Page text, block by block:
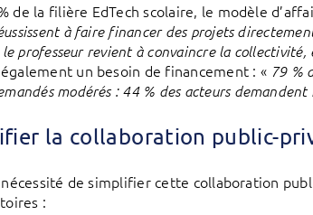
de la filière EdTech scolaire, le modèle
à faire financer des projets
le professeur revient à convaincre la
un besoin de financement : « 79 %
modérés : 44 % des acteurs
la collaboration public-
nécessité de simplifier cette collaboration
: